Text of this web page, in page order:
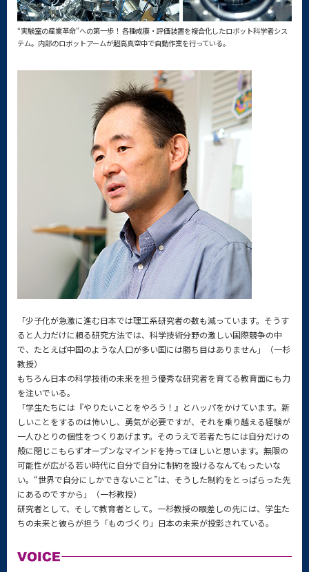
“実験室の産業革命”への第一歩！ 各種成膜・評価装置を複合化したロボット科学者シス
テム。内部のロボットアームが超高真空中で自動作業を行っている。
「少子化が急激に進む日本では理工系研究者の数も減っています。そうす
ると人力だけに頼る研究方法では、科学技術分野の激しい国際競争の中
で、たとえば中国のような人口が多い国には勝ち目はありません」（一杉
教授）
もちろん日本の科学技術の未来を担う優秀な研究者を育てる教育面にも力
を注いでいる。
「学生たちには『やりたいことをやろう！』とハッパをかけています。新
しいことをするのは怖いし、勇気が必要ですが、それを乗り越える経験が
一人ひとりの個性をつくりあげます。そのうえで若者たちには自分だけの
殻に閉じこもらずオープンなマインドを持ってほしいと思います。無限の
可能性が広がる若い時代に自分で自分に制約を設けるなんてもったいな
い。“世界で自分にしかできないこと”は、そうした制約をとっぱらった先
にあるのですから」（一杉教授）
研究者として、そして教育者として。一杉教授の眼差しの先には、学生た
ちの未来と彼らが担う「ものづくり」日本の未来が投影されている。